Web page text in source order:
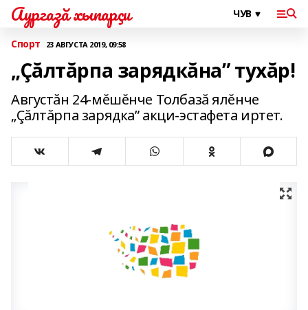
Аургазă хыпарçи
Спорт 23 АВГУСТА 2019, 09:58
„Çăлтăрпа зарядкăна” тухăр!
Августăн 24-мĕшĕнче Толбазă ялĕнче
„Çăлтăрпа зарядка” акци-эстафета иртет.